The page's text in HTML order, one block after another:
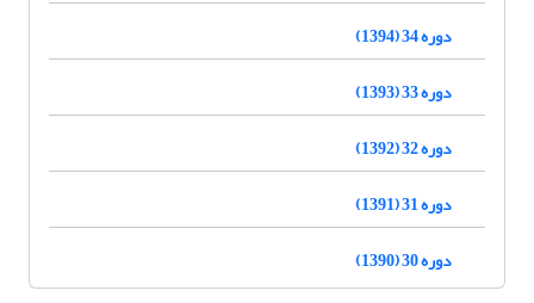
دوره 34 (1394)
دوره 33 (1393)
دوره 32 (1392)
دوره 31 (1391)
دوره 30 (1390)